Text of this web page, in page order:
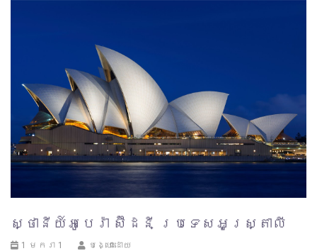
ស្ថានីយ៍អូបេរ៉ា ស៊ីដនី ប្រទេសអូស្ត្រាលី
1 មករា 1
បង្ហោះដោយ